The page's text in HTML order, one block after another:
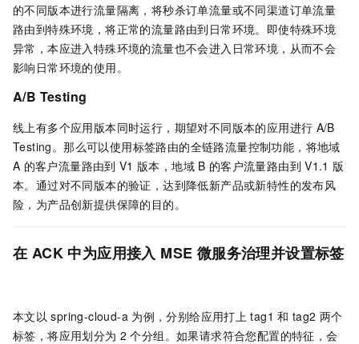
的不同版本进行流量隔离，将秒杀订单流量或不同渠道订单流量
路由到特殊环境，将正常的流量路由到日常环境。即使特殊环境
异常，本应进入特殊环境的流量也不会进入日常环境，从而不会
影响日常环境的使用。
A/B Testing
线上有多个应用版本同时运行，期望对不同版本的应用进行 A/B
Testing。那么可以使用标签路由的全链路流量控制功能，将地域
A 的客户流量路由到 V1 版本，地域 B 的客户流量路由到 V1.1 版
本。通过对不同版本的验证，达到降低新产品或新特性的发布风
险，为产品创新提供保障的目的。
在 ACK 中为应用接入 MSE 微服务治理并设置标签
本文以 spring-cloud-a 为例，分别给应用打上 tag1 和 tag2 两个
标签，将应用划分为 2 个分组。如果请求符合您配置的特征，会